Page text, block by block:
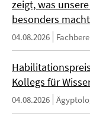
zeigt, was
besonders
04.08.2026
Kollegs für
04.08.2026